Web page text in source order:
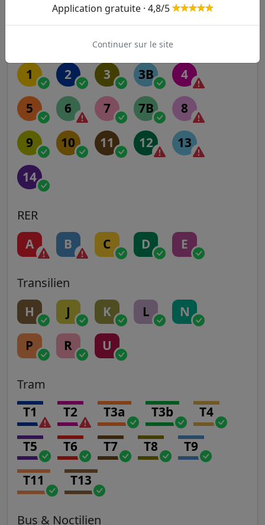
Autres lignes
1 2 3 3B 4
5 6 7 7B 8
9 10 11 12 13
14
RER
A B C D E
Transilien
H J K L N
P R U
Tram
T1 T2 T3a T3b T4
T5 T6 T7 T8 T9
T11 T13
Bus & Noctilien
Application gratuite · 4,8/5
Continuer sur le site